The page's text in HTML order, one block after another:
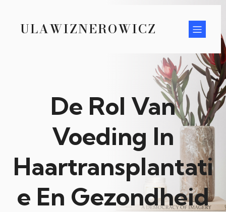
ULAWIZNEROWICZ
De Rol Van
Voeding In
Haartransplantati
e En Gezondheid